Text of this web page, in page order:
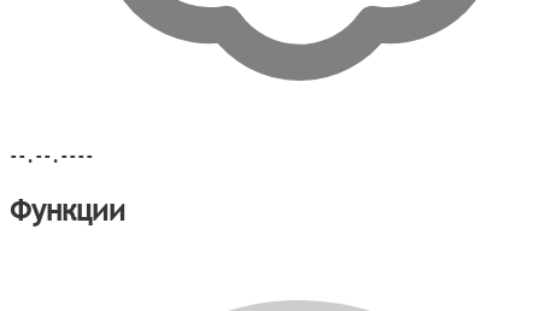
--.--.----
Функции